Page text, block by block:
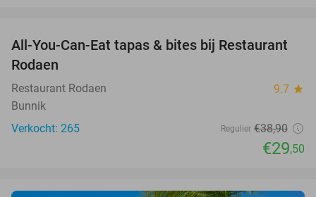
24%
All-You-Can-Eat tapas & bites bij Restaurant
Rodaen
Restaurant Rodaen 9.7 star
Bunnik
Verkocht: 265
Regulier €38,90
€29,50